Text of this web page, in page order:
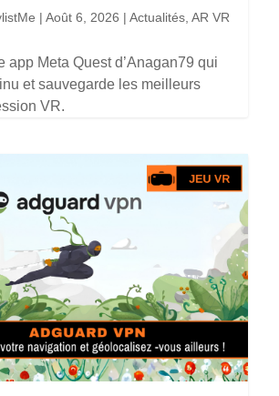
|Août 6, 2026 |Actualités ,AR VR
app Meta Quest d’Anagan79 qui
et sauvegarde les meilleurs
VR.